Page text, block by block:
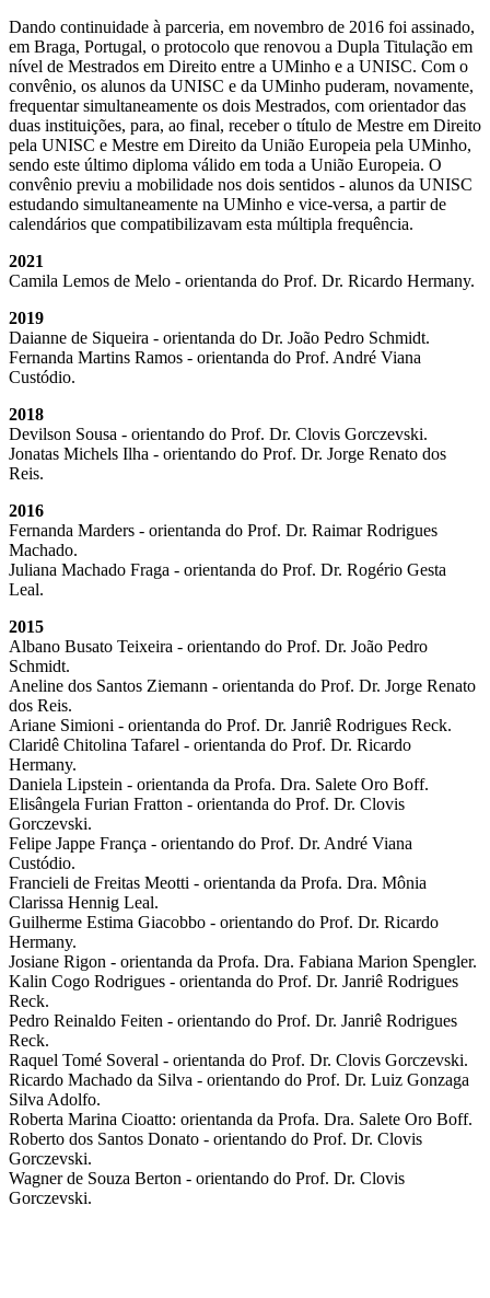
Dando continuidade à parceria, em novembro de 2016 foi assinado,
em Braga, Portugal, o protocolo que renovou a Dupla Titulação em
nível de Mestrados em Direito entre a UMinho e a UNISC. Com o
convênio, os alunos da UNISC e da UMinho puderam, novamente,
frequentar simultaneamente os dois Mestrados, com orientador das
duas instituições, para, ao final, receber o título de Mestre em Direito
pela UNISC e Mestre em Direito da União Europeia pela UMinho,
sendo este último diploma válido em toda a União Europeia. O
convênio previu a mobilidade nos dois sentidos - alunos da UNISC
estudando simultaneamente na UMinho e vice-versa, a partir de
calendários que compatibilizavam esta múltipla frequência.
2021
Camila Lemos de Melo - orientanda do Prof. Dr. Ricardo Hermany.
2019
Daianne de Siqueira - orientanda do Dr. João Pedro Schmidt.
Fernanda Martins Ramos - orientanda do Prof. André Viana
Custódio.
2018
Devilson Sousa - orientando do Prof. Dr. Clovis Gorczevski.
Jonatas Michels Ilha - orientando do Prof. Dr. Jorge Renato dos
Reis.
2016
Fernanda Marders - orientanda do Prof. Dr. Raimar Rodrigues
Machado.
Juliana Machado Fraga - orientanda do Prof. Dr. Rogério Gesta
Leal.
2015
Albano Busato Teixeira - orientando do Prof. Dr. João Pedro
Schmidt.
Aneline dos Santos Ziemann - orientanda do Prof. Dr. Jorge Renato
dos Reis.
Ariane Simioni - orientanda do Prof. Dr. Janriê Rodrigues Reck.
Claridê Chitolina Tafarel - orientanda do Prof. Dr. Ricardo
Hermany.
Daniela Lipstein - orientanda da Profa. Dra. Salete Oro Boff.
Elisângela Furian Fratton - orientanda do Prof. Dr. Clovis
Gorczevski.
Felipe Jappe França - orientando do Prof. Dr. André Viana
Custódio.
Francieli de Freitas Meotti - orientanda da Profa. Dra. Mônia
Clarissa Hennig Leal.
Guilherme Estima Giacobbo - orientando do Prof. Dr. Ricardo
Hermany.
Josiane Rigon - orientanda da Profa. Dra. Fabiana Marion Spengler.
Kalin Cogo Rodrigues - orientanda do Prof. Dr. Janriê Rodrigues
Reck.
Pedro Reinaldo Feiten - orientando do Prof. Dr. Janriê Rodrigues
Reck.
Raquel Tomé Soveral - orientanda do Prof. Dr. Clovis Gorczevski.
Ricardo Machado da Silva - orientando do Prof. Dr. Luiz Gonzaga
Silva Adolfo.
Roberta Marina Cioatto: orientanda da Profa. Dra. Salete Oro Boff.
Roberto dos Santos Donato - orientando do Prof. Dr. Clovis
Gorczevski.
Wagner de Souza Berton - orientando do Prof. Dr. Clovis
Gorczevski.